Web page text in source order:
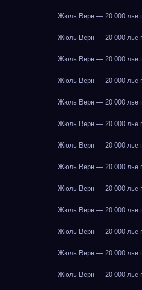
Жюль Верн — 20 000 лье
Жюль Верн — 20 000 лье
Жюль Верн — 20 000 лье
Жюль Верн — 20 000 лье
Жюль Верн — 20 000 лье
Жюль Верн — 20 000 лье
Жюль Верн — 20 000 лье
Жюль Верн — 20 000 лье
Жюль Верн — 20 000 лье
Жюль Верн — 20 000 лье
Жюль Верн — 20 000 лье
Жюль Верн — 20 000 лье
Жюль Верн — 20 000 лье